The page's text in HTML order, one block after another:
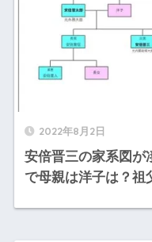
2022年8月2日
安倍晋三の家系図が
で母親は洋子は？祖